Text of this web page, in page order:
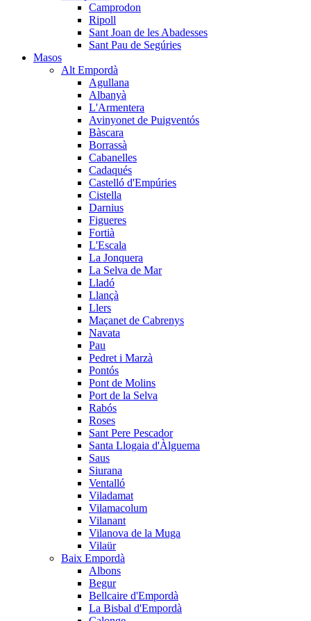
Camprodon
Ripoll
Sant Joan de les Abadesses
Sant Pau de Segúries
Masos
Alt Empordà
Agullana
Albanyà
L'Armentera
Avinyonet de Puigventós
Bàscara
Borrassà
Cabanelles
Cadaqués
Castelló d'Empúries
Cistella
Darnius
Figueres
Fortià
L'Escala
La Jonquera
La Selva de Mar
Lladó
Llançà
Llers
Maçanet de Cabrenys
Navata
Pau
Pedret i Marzà
Pontós
Pont de Molins
Port de la Selva
Rabós
Roses
Sant Pere Pescador
Santa Llogaia d'Àlguema
Saus
Siurana
Ventalló
Viladamat
Vilamacolum
Vilanant
Vilanova de la Muga
Vilaür
Baix Empordà
Albons
Begur
Bellcaire d'Empordà
La Bisbal d'Empordà